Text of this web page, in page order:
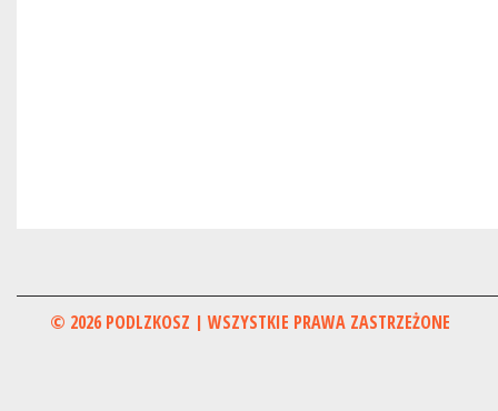
© 2026 PODLZKOSZ | WSZYSTKIE PRAWA ZASTRZEŻONE